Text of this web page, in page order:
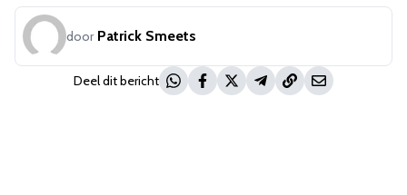
door Patrick Smeets
Deel dit bericht